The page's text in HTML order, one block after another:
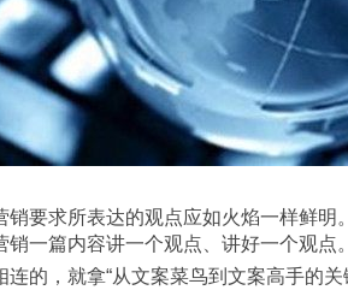
一篇内容讲一个观点、讲好一个观点。